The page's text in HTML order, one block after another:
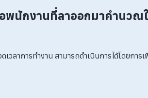
พนักงานที่ลาออกมาคำนวณ
ลาการทำงาน สามารถดำเนินการได้โดยการ